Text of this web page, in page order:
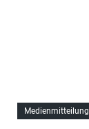
Medienmitteilung